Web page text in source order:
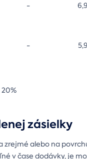
-
-
zásielky
zrejmé alebo na
v čase dodávky, je